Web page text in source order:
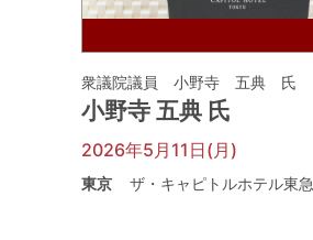
衆議院議員 小野寺 五典 氏
小野寺 五典 氏
2026年5月11日(月)
東京 ザ・キャピトルホテル東急